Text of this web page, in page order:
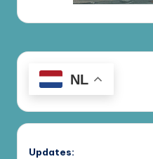
NL
Updates: